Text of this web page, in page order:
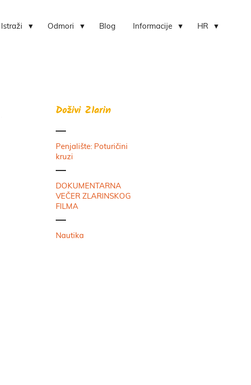
Istraži Odmori Blog Informacije HR
Doživi Zlarin
Penjalište: Poturičini
kruzi
DOKUMENTARNA
VEČER ZLARINSKOG
FILMA
Nautika